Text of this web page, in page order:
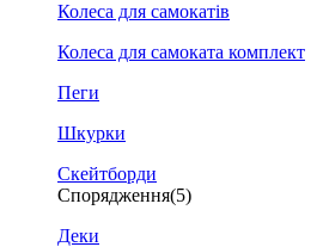
Колеса для самокатів
Колеса для самоката комплект
Пеги
Шкурки
Скейтборди
Спорядження(5)
Деки